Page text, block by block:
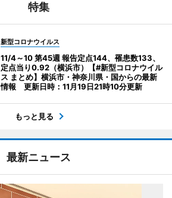
特集
新型コロナウイルス
11/4～10 第45週 報告定点144、罹患数133、
定点当り0.92（横浜市）【#新型コロナウイル
ス まとめ】横浜市・神奈川県・国からの最新
情報 更新日時：11月19日21時10分更新
もっと見る
最新ニュース